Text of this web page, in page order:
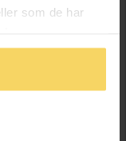
som de har